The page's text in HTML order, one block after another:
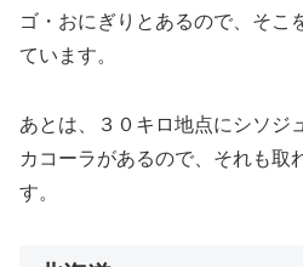
ゴ・おにぎりとあるので、そこ
ています。
あとは、３０キロ地点にシソジ
カコーラがあるので、それも取
す。